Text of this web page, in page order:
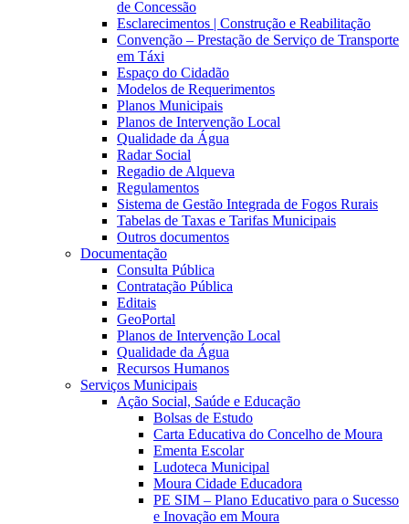
de Concessão
Esclarecimentos | Construção e Reabilitação
Convenção – Prestação de Serviço de Transporte
em Táxi
Espaço do Cidadão
Modelos de Requerimentos
Planos Municipais
Planos de Intervenção Local
Qualidade da Água
Radar Social
Regadio de Alqueva
Regulamentos
Sistema de Gestão Integrada de Fogos Rurais
Tabelas de Taxas e Tarifas Municipais
Outros documentos
Documentação
Consulta Pública
Contratação Pública
Editais
GeoPortal
Planos de Intervenção Local
Qualidade da Água
Recursos Humanos
Serviços Municipais
Ação Social, Saúde e Educação
Bolsas de Estudo
Carta Educativa do Concelho de Moura
Ementa Escolar
Ludoteca Municipal
Moura Cidade Educadora
PE SIM – Plano Educativo para o Sucesso
e Inovação em Moura